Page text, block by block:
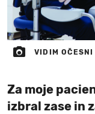
VIDIM OČESNI
Za moje
izbral zase in